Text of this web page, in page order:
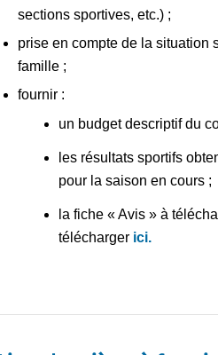
sections sportives, etc.) ;
prise en compte de la situation
famille ;
fournir :
un budget descriptif du
les résultats sportifs
pour la saison en cours ;
la fiche « Avis » à
télécharger ici.